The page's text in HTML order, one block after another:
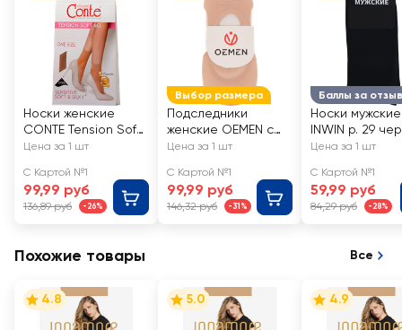
Носки женские
CONTE Tension Soft
40 den, natural, Арт.
Цена за 1 шт
С Картой №1
99,99 руб
136,89 руб -26%
Выбор размера
Подследники
женские OEMEN с
силиконовой
бежевые, Арт.
KP006
Цена за 1 шт
С Картой №1
99,99 руб
146,32 руб -31%
Баллы за отзыв
Носки мужские
INWIN р. 29
Арт. BMS02-01
Цена за 1 шт
С Картой №1
59,99 руб
84,29 руб -28%
Похожие товары Все
4.8 5.0 4.9